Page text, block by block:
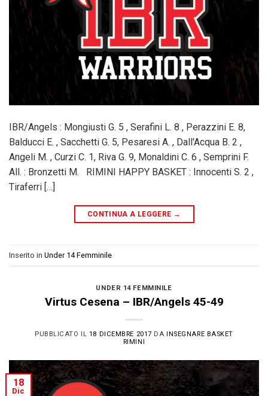
IBR/Angels : Mongiusti G. 5 , Serafini L. 8 , Perazzini E. 8,
Balducci E. , Sacchetti G. 5, Pesaresi A. , Dall'Acqua B. 2 ,
Angeli M. , Curzi C. 1, Riva G. 9, Monaldini C. 6 , Semprini F.
All. : Bronzetti M. RIMINI HAPPY BASKET : Innocenti S. 2 ,
Tiraferri […]
CONTINUA A LEGGERE →
Inserito in Under 14 Femminile
UNDER 14 FEMMINILE
Virtus Cesena – IBR/Angels 45-49
PUBBLICATO IL 18 DICEMBRE 2017 DAINSEGNARE BASKET
RIMINI
18
Dic